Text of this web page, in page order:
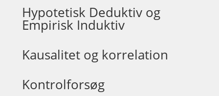
Hypotetisk Deduktiv og
Empirisk Induktiv
Kausalitet og korrelation
Kontrolforsøg